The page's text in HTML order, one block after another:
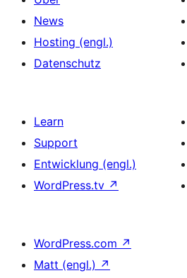
News
Hosting (engl.)
Datenschutz
Learn
Support
Entwicklung (engl.)
WordPress.tv ↗
WordPress.com ↗
Matt (engl.) ↗